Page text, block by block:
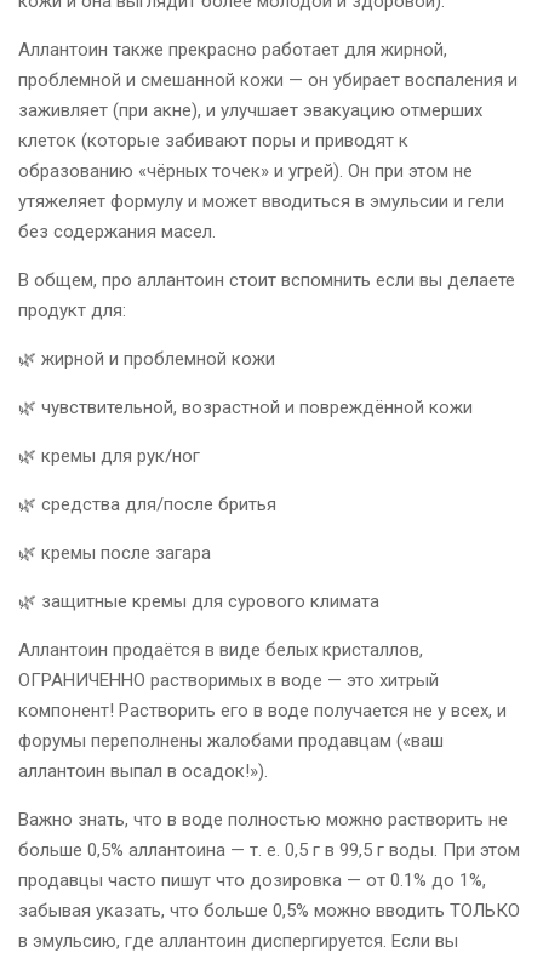
Аллантоин также прекрасно работает для жирной,
проблемной и смешанной кожи — он убирает воспаления и
заживляет (при акне), и улучшает эвакуацию отмерших
клеток (которые забивают поры и приводят к
образованию «чёрных точек» и угрей). Он при этом не
утяжеляет формулу и может вводиться в эмульсии и гели
без содержания масел.
В общем, про аллантоин стоит вспомнить если вы делаете
продукт для:
🌿 жирной и проблемной кожи
🌿 чувствительной, возрастной и повреждённой кожи
🌿 кремы для рук/ног
🌿 средства для/после бритья
🌿 кремы после загара
🌿 защитные кремы для сурового климата
Аллантоин продаётся в виде белых кристаллов,
ОГРАНИЧЕННО растворимых в воде — это хитрый
компонент! Растворить его в воде получается не у всех, и
форумы переполнены жалобами продавцам («ваш
аллантоин выпал в осадок!»).
Важно знать, что в воде полностью можно растворить не
больше 0,5% аллантоина — т. е. 0,5 г в 99,5 г воды. При этом
продавцы часто пишут что дозировка — от 0.1% до 1%,
забывая указать, что больше 0,5% можно вводить ТОЛЬКО
в эмульсию, где аллантоин диспергируется. Если вы